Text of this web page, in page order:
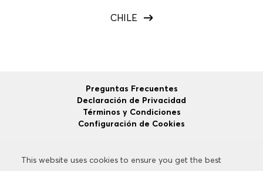
This website uses cookies to ensure you get the best
This website uses cookies to ensure you get the best
CHILE
Preguntas Frecuentes
Declaración de Privacidad
Términos y Condiciones
Configuración de Cookies